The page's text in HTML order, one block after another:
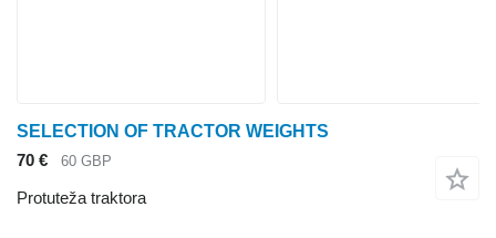
SELECTION OF TRACTOR WEIGHTS
70 €
60 GBP
Protuteža traktora